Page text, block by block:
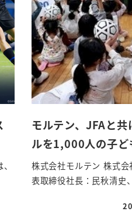
モルテン、JFAと
ルを1,000人の子
株式会社モルテン 株式
表取締役社長：民秋清
投